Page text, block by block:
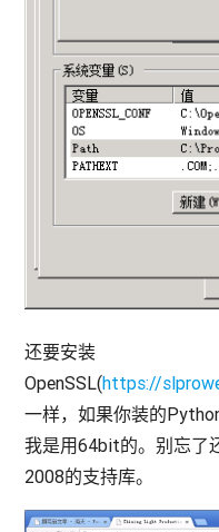
还要安装
OpenSSL(https://
一样，如果你装的
我是用64bit的。别忘了
2008的支持库。